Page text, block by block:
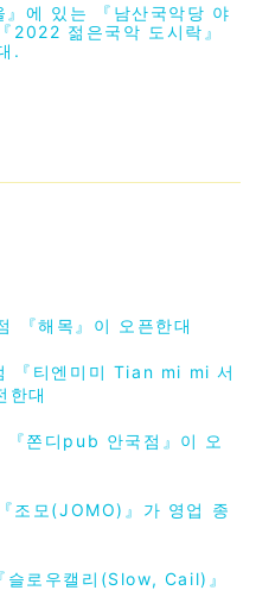
』에 있는 『남산국악당 야
2022 젊은국악 도시락』
.
『해목』이 오픈한대
『티엔미미 Tian mi mi 서
한대
쫀디pub 안국점』이 오
조모(JOMO)』가 영업 종
로우캘리(Slow, Cail)』